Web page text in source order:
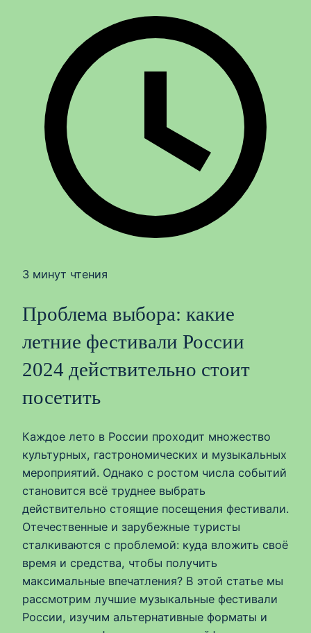
3 минут чтения
Проблема выбора: какие
летние фестивали России
2024 действительно стоит
посетить
Каждое лето в России проходит множество
культурных, гастрономических и музыкальных
мероприятий. Однако с ростом числа событий
становится всё труднее выбрать
действительно стоящие посещения фестивали.
Отечественные и зарубежные туристы
сталкиваются с проблемой: куда вложить своё
время и средства, чтобы получить
максимальные впечатления? В этой статье мы
рассмотрим лучшие музыкальные фестивали
России, изучим альтернативные форматы и